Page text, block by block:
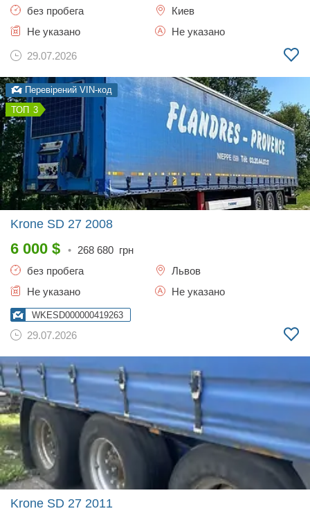
без пробега
Киев
Не указано
Не указано
29.07.2026
Перевірений VIN-код
3
Krone SD 27 2008
6 000 $ • 268 680 грн
без пробега
Львов
Не указано
Не указано
WKESD000000419263
29.07.2026
Krone SD 27 2011